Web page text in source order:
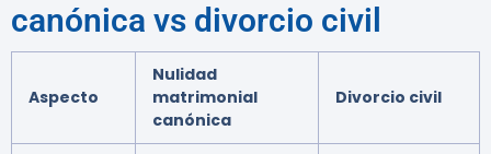
canónica vs divorcio civil
Aspecto
Nulidad
matrimonial
canónica
Divorcio civil